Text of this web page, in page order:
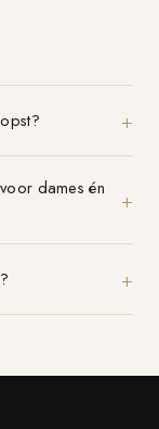
dames én